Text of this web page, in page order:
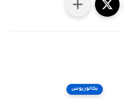
بكالوريوس